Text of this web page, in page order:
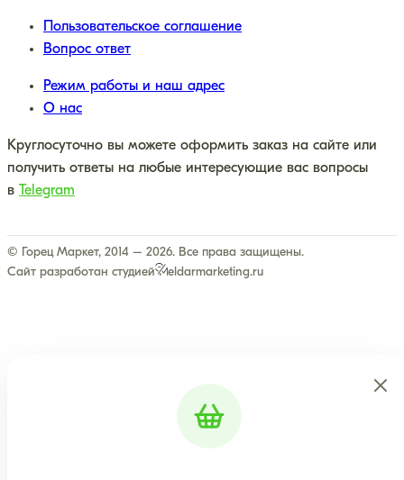
Пользовательское соглашение
Вопрос ответ
Режим работы и наш адрес
О нас
Круглосуточно вы можете оформить заказ на сайте или
получить ответы на любые интересующие вас вопросы
в
Telegram
© Горец Маркет, 2014 – 2026. Все права защищены.
Сайт разработан студией
eldarmarketing.ru